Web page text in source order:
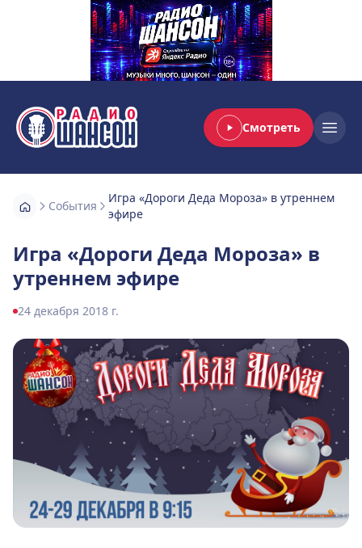
Радио Шансон Смотреть
События
Игра «Дороги Деда Мороза» в утреннем
эфире
Игра «Дороги Деда Мороза» в
утреннем эфире
24 декабря 2018 г.